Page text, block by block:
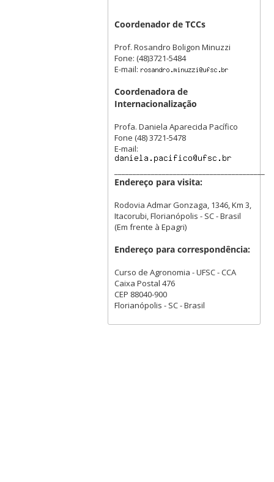
Coordenador de TCCs
Prof. Rosandro Boligon Minuzzi
Fone: (48)3721-5484
E-mail:
Coordenadora de
Internacionalização
Profa. Daniela Aparecida Pacífico
Fone (48) 3721-5478
E-mail:
Endereço para visita:
Rodovia Admar Gonzaga, 1346, Km 3,
Itacorubi, Florianópolis - SC - Brasil
(Em frente à Epagri)
Endereço para correspondência:
Curso de Agronomia - UFSC - CCA
Caixa Postal 476
CEP 88040-900
Florianópolis - SC - Brasil